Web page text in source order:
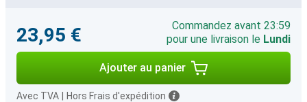
23,95 €
Commandez avant 23:59
pour une livraison le Lundi
Ajouter au panier
Avec TVA Hors Frais d'expédition